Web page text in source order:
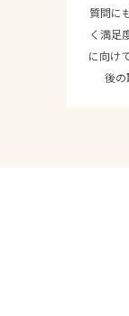
質問に
く満足
に向け
後の